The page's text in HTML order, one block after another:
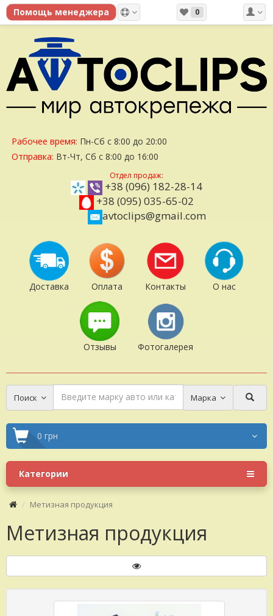
0
Рабочее время: Пн-Сб с 8:00 до 20:00
Отправка: Вт-Чт, Сб с 8:00 до 16:00
Отдел продаж:
+38 (096) 182-28-14
+38 (095) 035-65-02
avtoclips@gmail.com
Доставка Оплата Контакты О нас
Отзывы Фотогалерея
Поиск Марка
0 грн
Категории
Метизная продукция
Метизная продукция